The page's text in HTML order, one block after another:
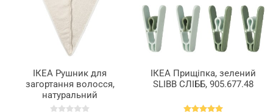
ІКЕА Рушник для
загортання волосся,
натуральний
STJÄRNBUSKE, 505.401.81
ІКЕА Прищіпка, зелений
SLIBB СЛІББ, 905.677.48